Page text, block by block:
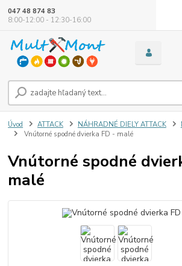
047 48 874 83
8:00-12:00 - 12:30-16:00
Úvod ATTACK NÁHRADNÉ DIELY ATTACK
Vnútorné spodné dvierka FD - malé
Vnútorné spodné
malé